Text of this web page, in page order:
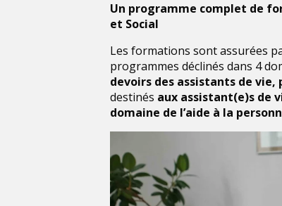
Un programme complet de
et Social
Les formations sont assurées
programmes déclinés dans 4
devoirs des assistants de
destinés aux assistant(e)s de
domaine de l’aide à la